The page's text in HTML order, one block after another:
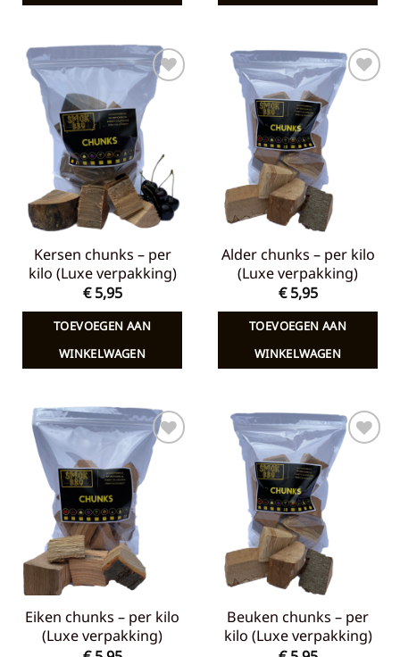
Toevoegen
aan
verlanglijst
Kersen chunks – per
kilo (Luxe verpakking)
€5,95
TOEVOEGEN AAN
WINKELWAGEN
Toevoegen
verlanglijst
Alder chunks – per kilo
(Luxe verpakking)
€5,95
TOEVOEGEN AAN
WINKELWAGEN
Toevoegen
aan
verlanglijst
Eiken chunks – per kilo
(Luxe verpakking)
Toevoegen
verlanglijst
Beuken chunks – per
kilo (Luxe verpakking)